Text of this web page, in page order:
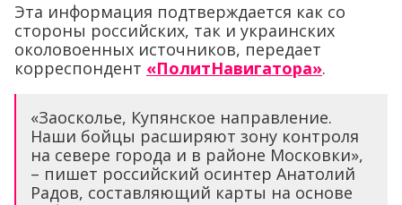
Эта информация подтверждается как со
стороны российских, так и украинских
околовоенных источников, передает
корреспондент «ПолитНавигатора».
«Заосколье, Купянское направление.
Наши бойцы расширяют зону контроля
на севере города и в районе Московки»,
– пишет российский осинтер Анатолий
Радов, составляющий карты на основе